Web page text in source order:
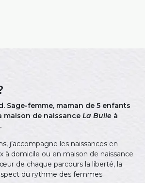
Sage-femme, maman de 5 enfants
maison de naissance La Bulle à
j’accompagne les naissances en
à domicile ou en maison de naissance
de chaque parcours la liberté, la
du rythme des femmes.